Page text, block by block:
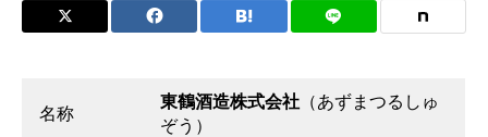
名称
東鶴酒造株式会社 （あずまつるしゅ
ぞう）